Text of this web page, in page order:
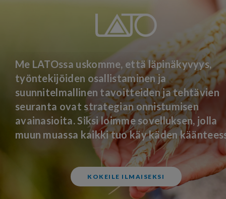
Me LATOssa uskomme, että läpinäkyvyys,
työntekijöiden osallistaminen ja
suunnitelmallinen tavoitteiden ja tehtävien
seuranta ovat strategian onnistumisen
avainasioita. Siksi loimme sovelluksen, jolla
muun muassa kaikki tuo käy käden
KOKEILE ILMAISEKSI